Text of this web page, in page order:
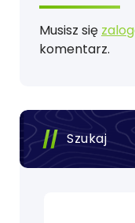
Musisz się
komentarz.
Szukaj